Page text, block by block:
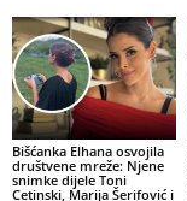
Bišćanka Elhana osvojila
društvene mreže: Njene
snimke dijele Toni
Cetinski, Marija Šerifović i